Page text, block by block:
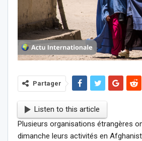
Partager
Listen to this article
Plusieurs organisations étrangères
dimanche leurs activités en